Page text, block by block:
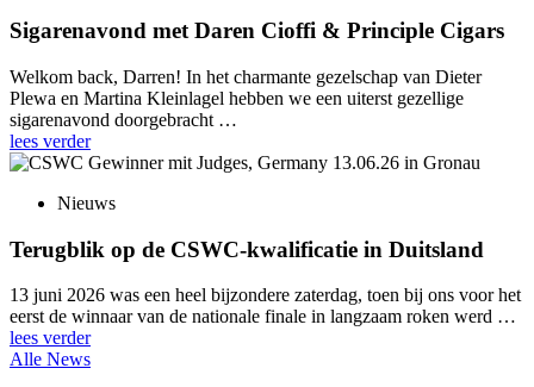
Sigarenavond met Daren Cioffi & Principle Cigars
Welkom back, Darren! In het charmante gezelschap van Dieter
Plewa en Martina Kleinlagel hebben we een uiterst gezellige
sigarenavond doorgebracht …
lees verder
Nieuws
Terugblik op de CSWC-kwalificatie in Duitsland
13 juni 2026 was een heel bijzondere zaterdag, toen bij ons voor het
eerst de winnaar van de nationale finale in langzaam roken werd …
lees verder
Alle News